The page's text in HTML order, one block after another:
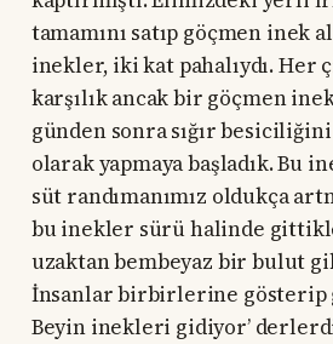
tamamını satıp göçmen inek
inekler, iki kat pahalıydı. Her
karşılık ancak bir göçmen
günden sonra sığır
olarak yapmaya başladık. Bu
süt randımanımız oldukça
bu inekler sürü halinde
uzaktan bembeyaz bir bulut
İnsanlar birbirlerine gösterip
Beyin inekleri gidiyor’